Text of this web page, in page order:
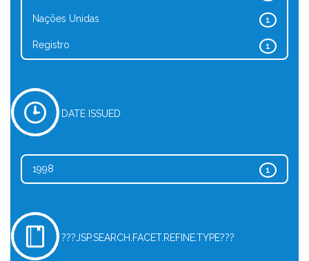
1
Nações Unidas
1
Registro
DATE ISSUED
1
1998
???JSP.SEARCH.FACET.REFINE.TYPE???